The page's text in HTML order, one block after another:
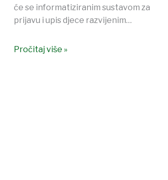
će se informatiziranim sustavom za
prijavu i upis djece razvijenim…
Pročitaj više »